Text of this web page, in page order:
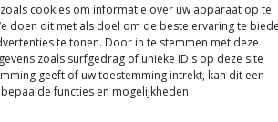
cookies om informatie over uw apparaat op te
doen dit met als doel om de beste ervaring te
te tonen. Door in te stemmen met deze
zoals surfgedrag of unieke ID's op deze site
geeft of uw toestemming intrekt, kan dit een
functies en mogelijkheden.